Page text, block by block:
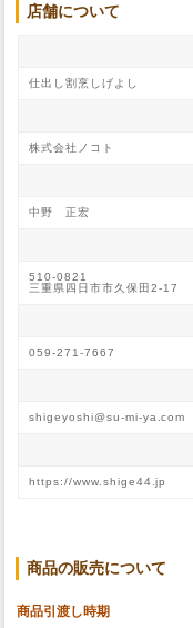
店舗について
仕出し割烹しげよし
株式会社ノコト
中野 正宏
510-0821
三重県四日市市久保田2-17
059-271-7667
shigeyoshi@su-mi-ya.com
https://www.shige44.jp
商品の販売について
商品引渡し時期